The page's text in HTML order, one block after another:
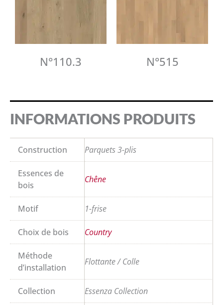
N°110.3 N°515
INFORMATIONS PRODUITS
Construction Parquets 3-plis
Essences de
bois
Chêne
Motif 1-frise
Choix de bois Country
Méthode
d’installation
Flottante / Colle
Collection Essenza Collection